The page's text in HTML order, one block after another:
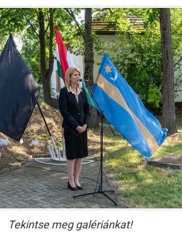
Tekintse meg galériánkat!